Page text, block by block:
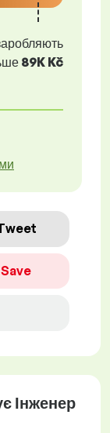
89K Kč
Save
Інженер